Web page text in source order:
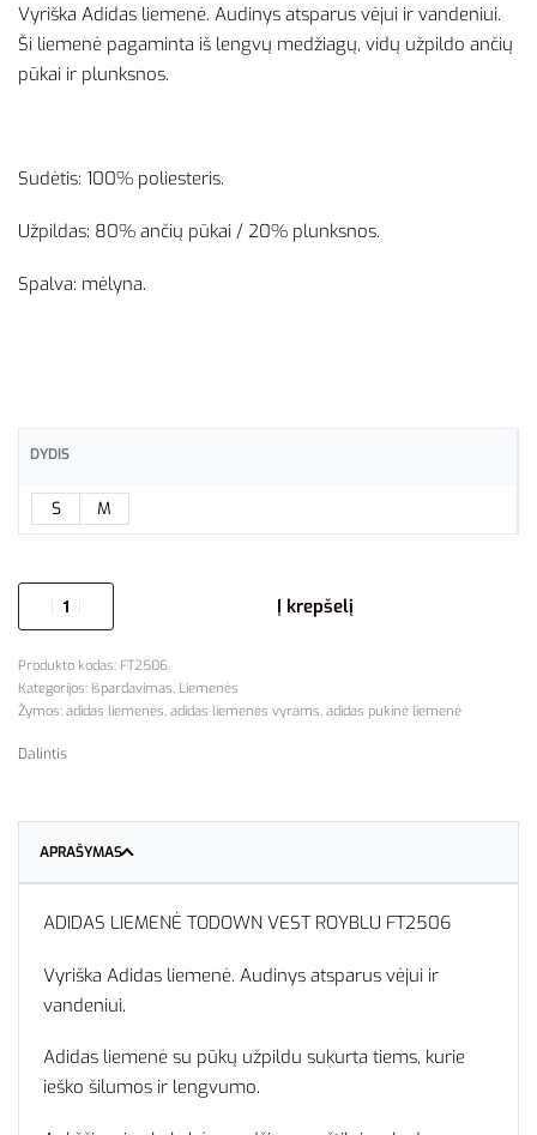
Vyriška Adidas liemenė. Audinys atsparus vėjui ir vandeniui.
Ši liemenė pagaminta iš lengvų medžiagų, vidų užpildo ančių
pūkai ir plunksnos.
Sudėtis: 100% poliesteris.
Užpildas: 80% ančių pūkai / 20% plunksnos.
Spalva: mėlyna.
DYDIS
S M
Į krepšelį
FT2506
Kategorijos: Išpardavimas, Liemenės
Žymos: adidas liemenės, adidas liemenės vyrams, adidas pukinė liemenė
Dalintis
APRAŠYMAS
ADIDAS LIEMENĖ TODOWN VEST ROYBLU FT2506
Vyriška Adidas liemenė. Audinys atsparus vėjui ir
vandeniui.
Adidas liemenė su pūkų užpildu sukurta tiems, kurie
ieško šilumos ir lengvumo.